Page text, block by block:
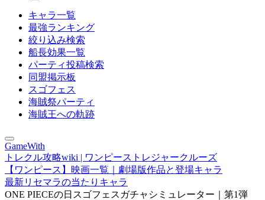
キャラ一覧
最強ランキング
絞り込み検索
船長効果一覧
パーティ投稿検索
同盟掲示板
スゴフェス
海賊祭パーティ
海賊王への軌跡
GameWith
トレクル攻略wiki | ワンピーストレジャークルーズ
【ワンピース】映画一覧｜劇場版作品と登場キャラ
最新リセマラの当たりキャラ
ONE PIECEの日スゴフェスガチャシミュレーター｜第1弾